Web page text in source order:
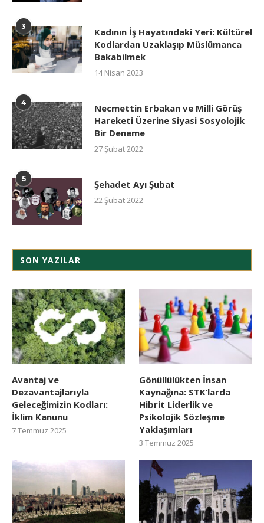
3
Kadının İş Hayatındaki Yeri: Kültürel
Kodlardan Uzaklaşıp Müslümanca
Bakabilmek
14 Nisan 2023
4
Necmettin Erbakan ve Milli Görüş
Hareketi Üzerine Siyasi Sosyolojik
Bir Deneme
27 Şubat 2022
5 Şehadet Ayı Şubat
22 Şubat 2022
SON YAZILAR
Avantaj ve
Dezavantajlarıyla
Geleceğimizin Kodları:
İklim Kanunu
7 Temmuz 2025
Gönüllülükten İnsan
Kaynağına: STK’larda
Hibrit Liderlik ve
Psikolojik Sözleşme
Yaklaşımları
3 Temmuz 2025